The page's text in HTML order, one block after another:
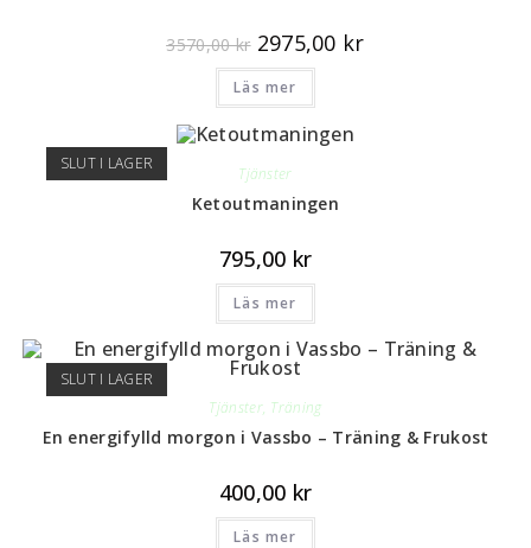
3570,00kr 2975,00 kr
Läs mer
SLUT I LAGER
Tjänster
Ketoutmaningen
795,00 kr
Läs mer
SLUT I LAGER
Tjänster, Träning
En energifylld morgon i Vassbo – Träning & Frukost
400,00 kr
Läs mer